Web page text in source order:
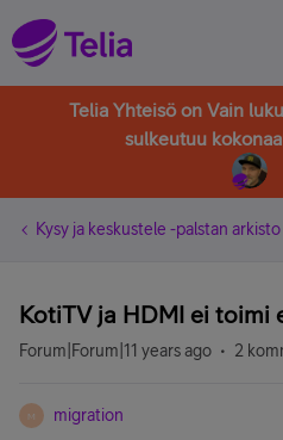
Telia Yhteisö on Vain
sulkeutuu
Kysy ja keskustele -palstan arkisto
KotiTV ja HDMI ei toimi
Forum|Forum|11 years ago 2
M migration